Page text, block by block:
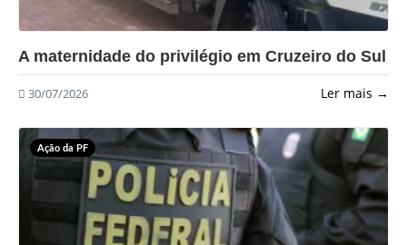
?>
A maternidade do privilégio em Cruzeiro do Sul
30/07/2026 Ler mais →
Ação da PF